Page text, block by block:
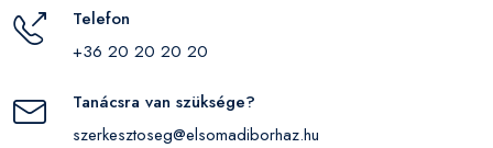
Telefon
+36 20 20 20 20
Tanácsra van szüksége?
szerkesztoseg@elsomadiborhaz.hu